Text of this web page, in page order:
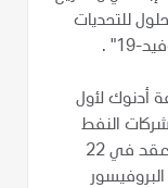
للتحديات
19" .
أدنوك لأول
النفط
العالمية الرائدة. وسيدير الاجتماع، الذي ينعقد في 22
من 30 مسؤولاً، البروفيسور